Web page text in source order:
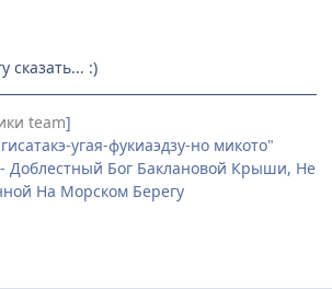
сказать... :)
team]
угая-фукиаэдзу-но микото"
Бог Баклановой Крыши, Не
На Морском Берегу